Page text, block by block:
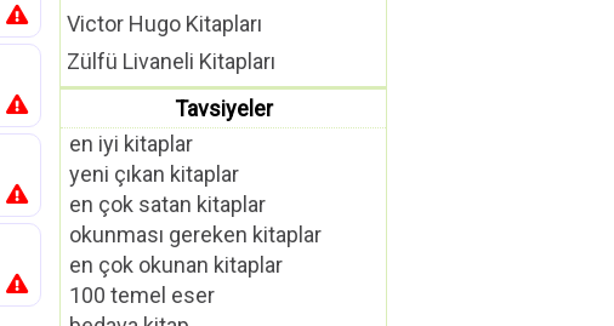
Victor Hugo Kitapları
Zülfü Livaneli Kitapları
Tavsiyeler
en iyi kitaplar
yeni çıkan kitaplar
en çok satan kitaplar
okunması gereken kitaplar
en çok okunan kitaplar
100 temel eser